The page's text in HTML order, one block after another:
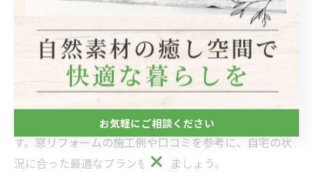
全員が快適に過ごせるようになった」「冷房を使う時間
が減った」といった利用者の声が多く寄せられていま
す。節電意識の高いご家庭や、電気代の上昇に悩む方に
もおすすめの対策です。
補助金利用には、リフォーム内容や製品の条件を確認
し、申請手続きを業者と連携して進めることが重要で
す。窓リフォームの施工例や口コミを参考に、自宅の状
況に合った最適なプランを選びましょう。
お気軽にご相談ください
お気軽にご相談ください